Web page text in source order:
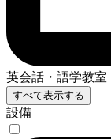
英会話・語学教室
すべて表示する
設備